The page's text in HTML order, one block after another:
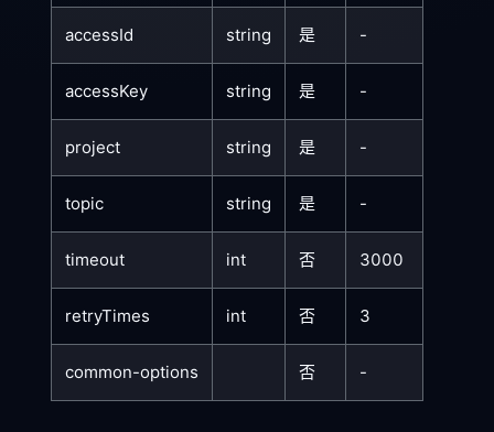
accessId string 是 -
accessKey string 是 -
project string 是 -
topic string 是 -
timeout int 否 3000
retryTimes int 否 3
common-options 否 -